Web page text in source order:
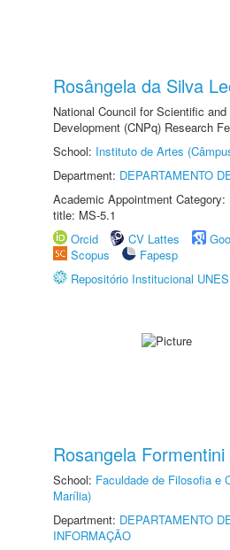
Rosângela da Silva
National Council for Scientific and
Development (CNPq) Research
School: Instituto de Artes
Department: DEPARTAMENTO
Academic Appointment
title: MS-5.1
Orcid
CV Lattes
Scopus
Fapesp
Repositório Institucional
Rosangela
School: Faculdade de Filosofia e
Marília)
Department: DEPARTAMENTO
INFORMAÇÃO